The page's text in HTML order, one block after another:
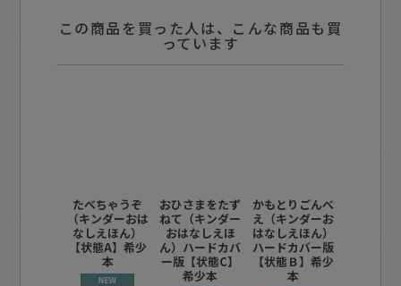
この商品を買った人は、こんな商品も買
っています
たべちゃうぞ
（キンダーおは
なしえほん）
【状態A】希少
本
おひさまをたず
ねて（キンダー
おはなしえほ
ん）ハードカバ
ー版【状態C】
希少本
かもとりごんべ
え（キンダーお
はなしえほん）
ハードカバー版
【状態Ｂ】希少
本